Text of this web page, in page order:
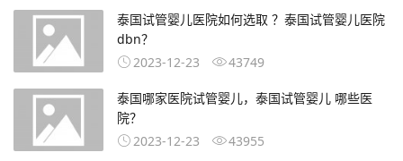
泰国试管婴儿医院如何选取 ？泰国试管婴儿医院
dbn？
2023-12-23
43749
泰国哪家医院试管婴儿，泰国试管婴儿 哪些医
院？
2023-12-23
43955